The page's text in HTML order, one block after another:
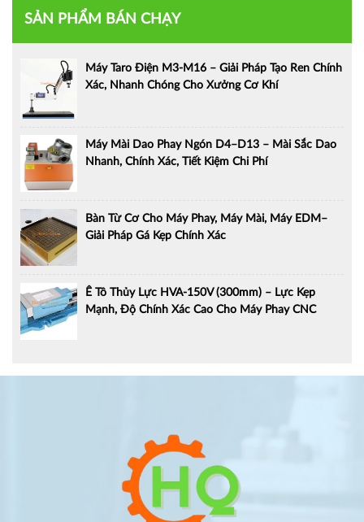
SẢN PHẨM BÁN CHẠY
Máy Taro Điện M3-M16 – Giải Pháp Tạo Ren Chính
Xác, Nhanh Chóng Cho Xưởng Cơ Khí
Máy Mài Dao Phay Ngón D4–D13 – Mài Sắc Dao
Nhanh, Chính Xác, Tiết Kiệm Chi Phí
Bàn Từ Cơ Cho Máy Phay, Máy Mài, Máy EDM–
Giải Pháp Gá Kẹp Chính Xác
Ê Tô Thủy Lực HVA-150V (300mm) – Lực Kẹp
Mạnh, Độ Chính Xác Cao Cho Máy Phay CNC